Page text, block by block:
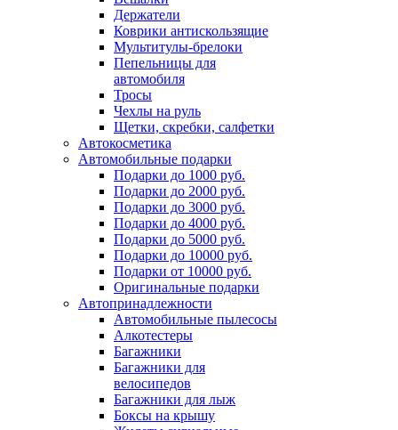
Держатели
Коврики антискользящие
Мультитулы-брелоки
Пепельницы для
автомобиля
Тросы
Чехлы на руль
Щетки, скребки, салфетки
Автокосметика
Автомобильные подарки
Подарки до 1000 руб.
Подарки до 2000 руб.
Подарки до 3000 руб.
Подарки до 4000 руб.
Подарки до 5000 руб.
Подарки до 10000 руб.
Подарки от 10000 руб.
Оригинальные подарки
Автопринадлежности
Автомобильные пылесосы
Алкотестеры
Багажники
Багажники для
велосипедов
Багажники для лыж
Боксы на крышу